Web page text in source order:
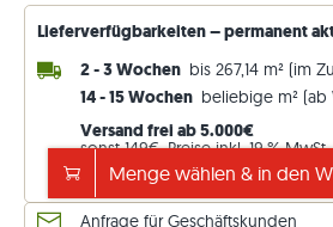
Lieferverfügbarkeiten – permanent
2 - 3 Wochen bis 267,14 m² (im
14 - 15 Wochen beliebige m² (ab
Versand frei ab 5.000€
sonst 149€. Preise inkl. 19 % MwSt.
Lieferdetails ansehen
Anfrage für Geschäftskunden
Menge wählen & in den